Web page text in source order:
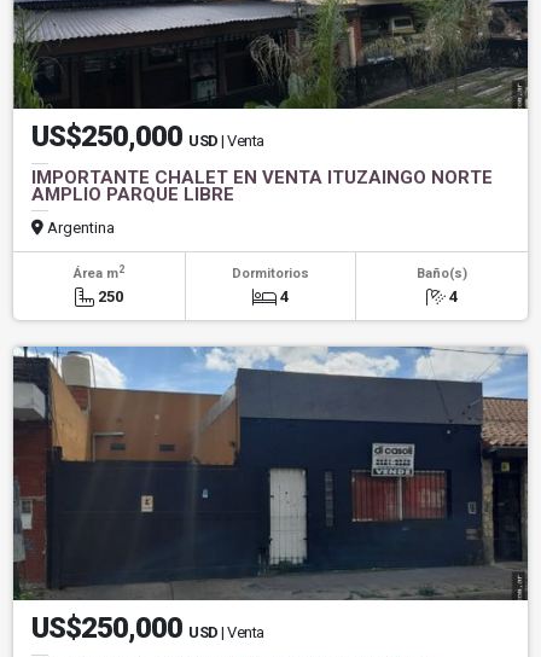
US$250,000 USD | Venta
IMPORTANTE CHALET EN VENTA ITUZAINGO NORTE
AMPLIO PARQUE LIBRE
Argentina
Área m2
250
Dormitorios
4
Baño(s)
4
US$250,000 USD | Venta